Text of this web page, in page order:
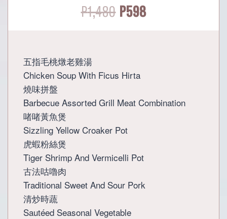
P1,480 Original
P1,480.
P598Current
五指毛桃燉老雞湯
Chicken Soup With Ficus Hirta
燒味拼盤
Barbecue Assorted Grill Meat Combination
啫啫黃魚煲
Sizzling Yellow Croaker Pot
虎蝦粉絲煲
Tiger Shrimp And Vermicelli Pot
古法咕嚕肉
Traditional Sweet And Sour Pork
清炒時蔬
Sautéed Seasonal Vegetable